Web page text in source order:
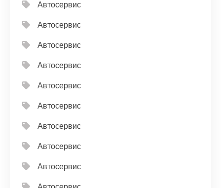
Автосервис
Автосервис
Автосервис
Автосервис
Автосервис
Автосервис
Автосервис
Автосервис
Автосервис